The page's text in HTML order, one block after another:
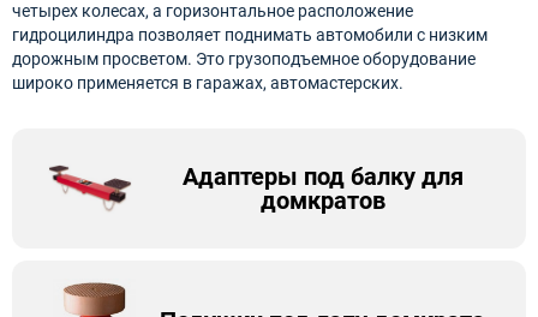
четырех колесах, а горизонтальное расположение
гидроцилиндра позволяет поднимать автомобили с низким
дорожным просветом. Это грузоподъемное оборудование
широко применяется в гаражах, автомастерских.
Адаптеры под балку для
домкратов